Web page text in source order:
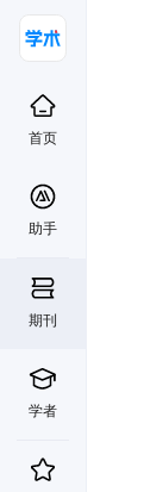
首页
助手
期刊
学者